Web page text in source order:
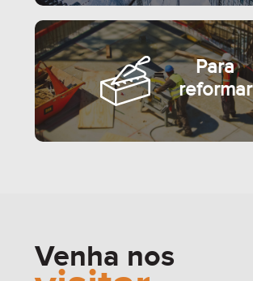
Para
reformar
Venha nos